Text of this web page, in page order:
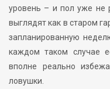
уровень – и пол уже не
выглядят как в старом
запланированную
каждом таком случае
вполне реально
ловушки.